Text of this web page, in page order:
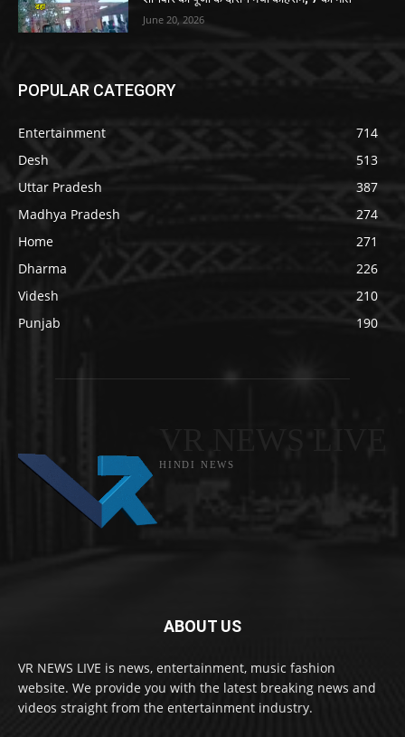
June 20, 2026
POPULAR CATEGORY
Entertainment
714
Desh
513
Uttar Pradesh
387
Madhya Pradesh
274
Home
271
Dharma
226
Videsh
210
Punjab
190
HINDI NEWS
ABOUT US
VR NEWS LIVE is news, entertainment, music fashion
website. We provide you with the latest breaking news and
videos straight from the entertainment industry.